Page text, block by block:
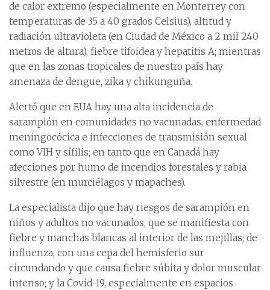
de calor extremo (especialmente en Monterrey con
temperaturas de 35 a 40 grados Celsius), altitud y
radiación ultravioleta (en Ciudad de México a 2 mil 240
metros de altura), fiebre tifoidea y hepatitis A; mientras
que en las zonas tropicales de nuestro país hay
amenaza de dengue, zika y chikunguña.
Alertó que en EUA hay una alta incidencia de
sarampión en comunidades no vacunadas, enfermedad
meningocócica e infecciones de transmisión sexual
como VIH y sífilis; en tanto que en Canadá hay
afecciones por humo de incendios forestales y rabia
silvestre (en murciélagos y mapaches).
La especialista dijo que hay riesgos de sarampión en
niños y adultos no vacunados, que se manifiesta con
fiebre y manchas blancas al interior de las mejillas; de
influenza, con una cepa del hemisferio sur
circundando y que causa fiebre súbita y dolor muscular
intenso; y la Covid-19, especialmente en espacios